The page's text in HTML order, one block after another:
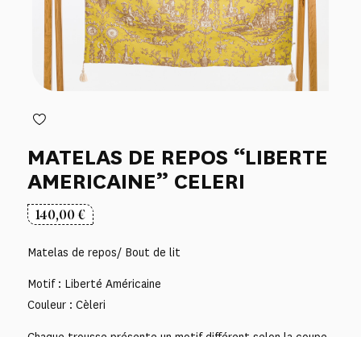
MATELAS DE REPOS “LIBERTE
AMERICAINE” CELERI
140,00€
Matelas de repos/ Bout de lit
Motif : Liberté Américaine
Couleur : Cèleri